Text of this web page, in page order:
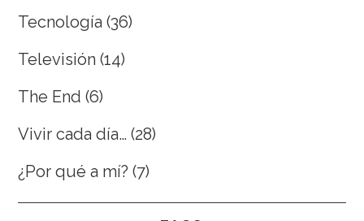
Tecnología (36)
Televisión (14)
The End (6)
Vivir cada día… (28)
¿Por qué a mí? (7)